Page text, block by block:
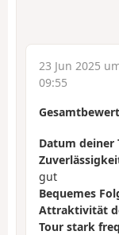
23 Jun 2025
09:55
Datum deiner
gut
Bequemes
Attraktivität
Tour stark